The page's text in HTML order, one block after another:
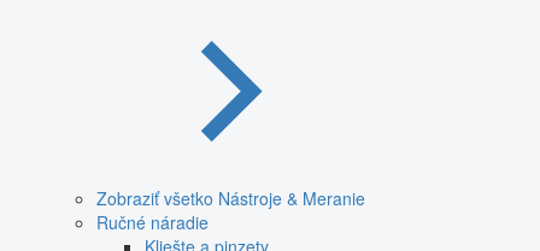
Zobraziť všetko Nástroje & Meranie
Ručné náradie
Kliešte a pinzety